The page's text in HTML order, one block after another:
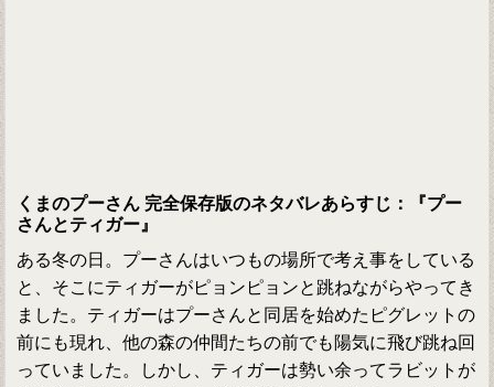
くまのプーさん 完全保存版のネタバレあらすじ：『プー
さんとティガー』
ある冬の日。プーさんはいつもの場所で考え事をしている
と、そこにティガーがピョンピョンと跳ねながらやってき
ました。ティガーはプーさんと同居を始めたピグレットの
前にも現れ、他の森の仲間たちの前でも陽気に飛び跳ね回
っていました。しかし、ティガーは勢い余ってラビットが